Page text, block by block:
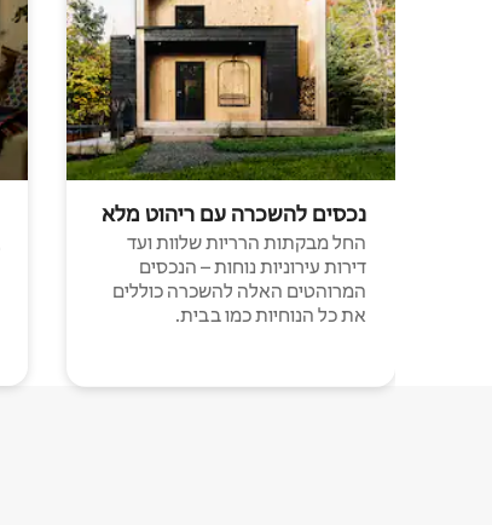
נכסים להשכרה עם ריהוט מלא
החל מבקתות הרריות שלוות ועד
דירות עירוניות נוחות – הנכסים
המרוהטים האלה להשכרה כוללים
את כל הנוחיות כמו בבית.